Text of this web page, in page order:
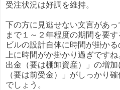
受注状況は好調を維持。
下の方に見逃せない文言があ
まで１～２年程度の期間を要す
ビルの設計自体に時間が掛か
上に時間がか掛かり過ぎです
出金（要は棚卸資産）」の増
（要は前受金）」がしっかり
でしょう。